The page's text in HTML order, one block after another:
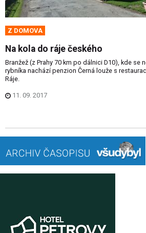
Z DOMOVA
Na kola do ráje českého
Branžež (z Prahy 70 km po dálnici D10), kde se
rybníka nachází penzion Černá louže s
Ráje.
11. 09. 2017